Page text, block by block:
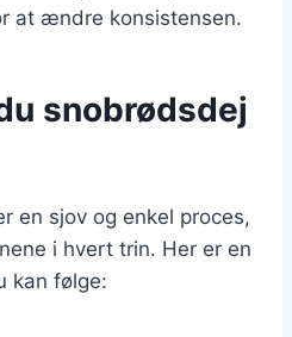
at ændre konsistensen.
snobrødsdej
en sjov og enkel proces,
i hvert trin. Her er en
kan følge: